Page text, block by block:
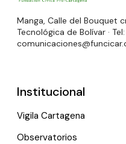
Manga, Calle del Bouquet
Tecnológica de Bolívar · Tel:
Institucional
Vigila Cartagena
Observatorios